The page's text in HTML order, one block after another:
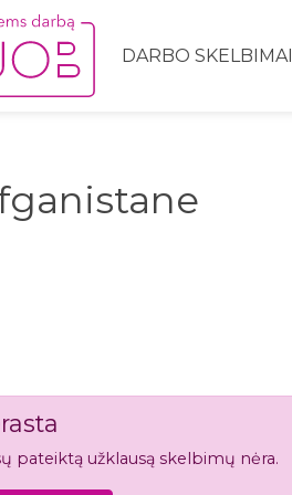
DARBO SKELBIMAI
pateiktą užklausą skelbimų nėra.